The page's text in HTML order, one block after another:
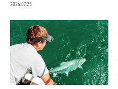
2026.07.25